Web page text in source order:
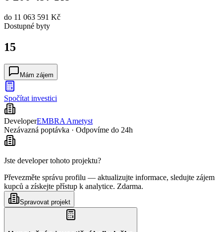
do 11 063 591 Kč
Dostupné byty
15
Mám zájem
Spočítat investici
DeveloperEMBRA Ametyst
Nezávazná poptávka · Odpovíme do 24h
Jste developer tohoto projektu?
Převezměte správu profilu — aktualizujte informace, sledujte zájem
kupců a získejte přístup k analytice. Zdarma.
Spravovat projekt